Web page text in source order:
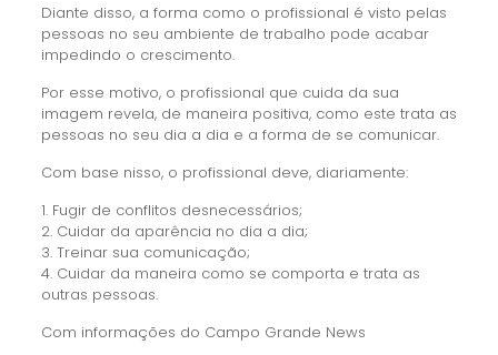
Diante disso, a forma como o profissional é visto pelas
pessoas no seu ambiente de trabalho pode acabar
impedindo o crescimento.
Por esse motivo, o profissional que cuida da sua
imagem revela, de maneira positiva, como este trata as
pessoas no seu dia a dia e a forma de se comunicar.
Com base nisso, o profissional deve, diariamente:
1. Fugir de conflitos desnecessários;
2. Cuidar da aparência no dia a dia;
3. Treinar sua comunicação;
4. Cuidar da maneira como se comporta e trata as
outras pessoas.
Com informações do Campo Grande News